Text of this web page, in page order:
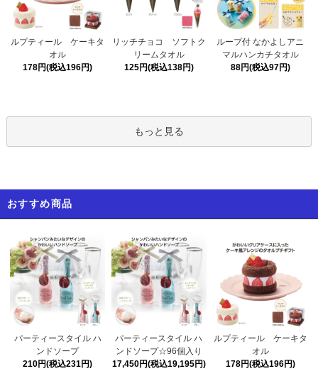
ルプティール ケーキタ
オル
178円(税込196円)
リッチチョコ ソフトク
リームタオル
125円(税込138円)
ループ付 なかよしアニ
マルハンカチタオル
88円(税込97円)
もっと見る
おすすめ商品
パーティースタイル ハ
ンドソープ
210円(税込231円)
パーティースタイル ハ
ンドソープ☆96個入り
17,450円(税込19,195円)
ルプティール ケーキタ
オル
178円(税込196円)